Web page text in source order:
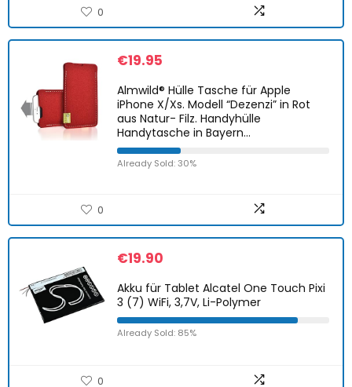
0
€19.95
Almwild® Hülle Tasche für Apple
iPhone X/Xs. Modell “Dezenzi” in Rot
aus Natur- Filz. Handyhülle
Handytasche in Bayern…
Already Sold: 30%
0
€19.90
Akku für Tablet Alcatel One Touch Pixi
3 (7) WiFi, 3,7V, Li-Polymer
Already Sold: 85%
0